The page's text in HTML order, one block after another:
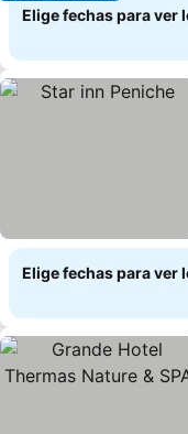
Elige fechas para ver
Elige fechas para ver